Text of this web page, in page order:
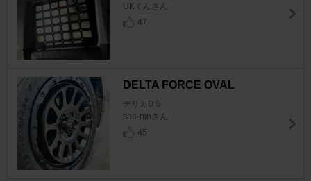
UKくんさん
47
DELTA FORCE OVAL
デリカD:5
sho-ninさん
45